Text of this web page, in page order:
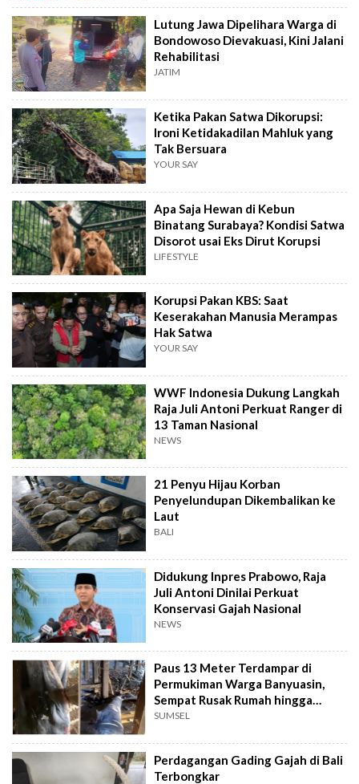
Lutung Jawa Dipelihara Warga di
Bondowoso Dievakuasi, Kini Jalani
Rehabilitasi
JATIM
Ketika Pakan Satwa Dikorupsi:
Ironi Ketidakadilan Mahluk yang
Tak Bersuara
YOUR SAY
Apa Saja Hewan di Kebun
Binatang Surabaya? Kondisi Satwa
Disorot usai Eks Dirut Korupsi
LIFESTYLE
Korupsi Pakan KBS: Saat
Keserakahan Manusia Merampas
Hak Satwa
YOUR SAY
WWF Indonesia Dukung Langkah
Raja Juli Antoni Perkuat Ranger di
13 Taman Nasional
NEWS
21 Penyu Hijau Korban
Penyelundupan Dikembalikan ke
Laut
BALI
Didukung Inpres Prabowo, Raja
Juli Antoni Dinilai Perkuat
Konservasi Gajah Nasional
NEWS
Paus 13 Meter Terdampar di
Permukiman Warga Banyuasin,
Sempat Rusak Rumah hingga
Diikat
SUMSEL
Perdagangan Gading Gajah di Bali
Terbongkar